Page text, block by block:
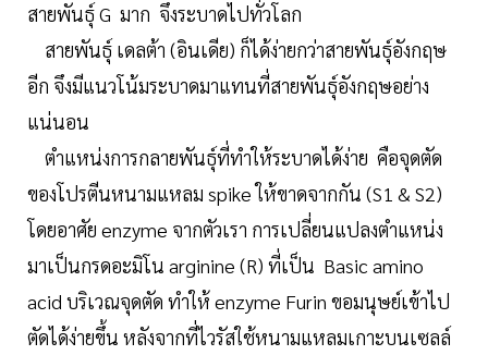
สายพันธุ์ G มาก จึงระบาดไปทั่วโลก
สายพันธุ์ เดลต้า (อินเดีย) ก็ได้ง่ายกว่าสายพันธุ์อังกฤษ
อีก จึงมีแนวโน้มระบาดมาแทนที่สายพันธุ์อังกฤษอย่าง
แน่นอน
ตำแหน่งการกลายพันธุ์ที่ทำให้ระบาดได้ง่าย คือจุดตัด
ของโปรตีนหนามแหลม spike ให้ขาดจากกัน (S1 & S2)
โดยอาศัย enzyme จากตัวเรา การเปลี่ยนแปลงตำแหน่ง
มาเป็นกรดอะมิโน arginine (R) ที่เป็น Basic amino
acid บริเวณจุดตัด ทำให้ enzyme Furin ขอมนุษย์เข้าไป
ตัดได้ง่ายขึ้น หลังจากที่ไวรัสใช้หนามแหลมเกาะบนเซลล์